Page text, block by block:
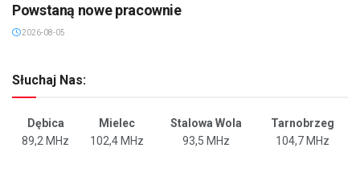
Powstaną nowe pracownie
2026-08-05
Słuchaj Nas:
Dębica Mielec Stalowa Wola
Tarnobrzeg
89,2 MHz
102,4 MHz 93,5 MHz 104,7 MHz